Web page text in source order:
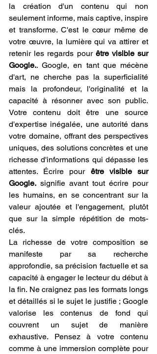
la création d'un contenu qui non
seulement informe, mais captive, inspire
et transforme. C'est le cœur même de
votre œuvre, la lumière qui va attirer et
retenir les regards pour être visible sur
Google.. Google, en tant que mécène
d'art, ne cherche pas la superficialité
mais la profondeur, l'originalité et la
capacité à résonner avec son public.
Votre contenu doit être une source
d'expertise inégalée, une autorité dans
votre domaine, offrant des perspectives
uniques, des solutions concrètes et une
richesse d'informations qui dépasse les
attentes. Écrire pour être visible sur
Google. signifie avant tout écrire pour
les humains, en se concentrant sur la
valeur ajoutée et l'engagement, plutôt
que sur la simple répétition de mots-
clés.
La richesse de votre composition se
manifeste par sa recherche
approfondie, sa précision factuelle et sa
capacité à engager le lecteur du début à
la fin. Ne craignez pas les formats longs
et détaillés si le sujet le justifie ; Google
valorise les contenus de fond qui
couvrent un sujet de manière
exhaustive. Pensez à votre contenu
comme à une immersion complète pour